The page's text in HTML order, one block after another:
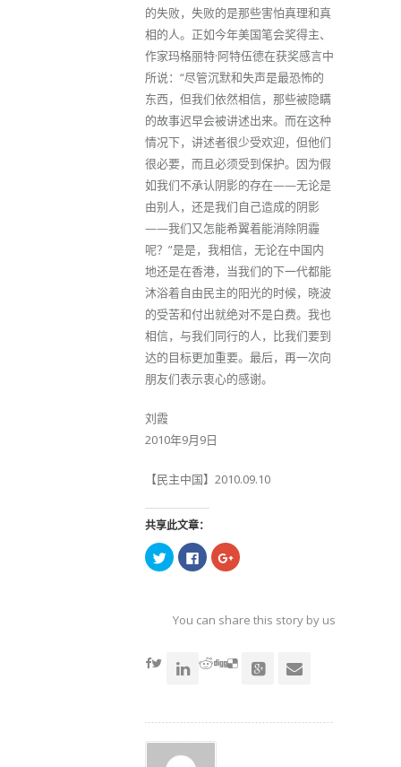
的失败，失败的是那些害怕真理和真
相的人。正如今年美国笔会奖得主、
作家玛格丽特·阿特伍德在获奖感言中
所说：“尽管沉默和失声是最恐怖的
东西，但我们依然相信，那些被隐瞒
的故事迟早会被讲述出来。而在这种
情况下，讲述者很少受欢迎，但他们
很必要，而且必须受到保护。因为假
如我们不承认阴影的存在——无论是
由别人，还是我们自己造成的阴影
——我们又怎能希翼着能消除阴霾
呢？”是是，我相信，无论在中国内
地还是在香港，当我们的下一代都能
沐浴着自由民主的阳光的时候，晓波
的受苦和付出就绝对不是白费。我也
相信，与我们同行的人，比我们要到
达的目标更加重要。最后，再一次向
朋友们表示衷心的感谢。
刘霞
2010年9月9日
【民主中国】2010.09.10
共享此文章：
点
击
共
享
窗
口
点
击
共
享
窗
口
点
击
共
享
窗
口
You can share this story by using your